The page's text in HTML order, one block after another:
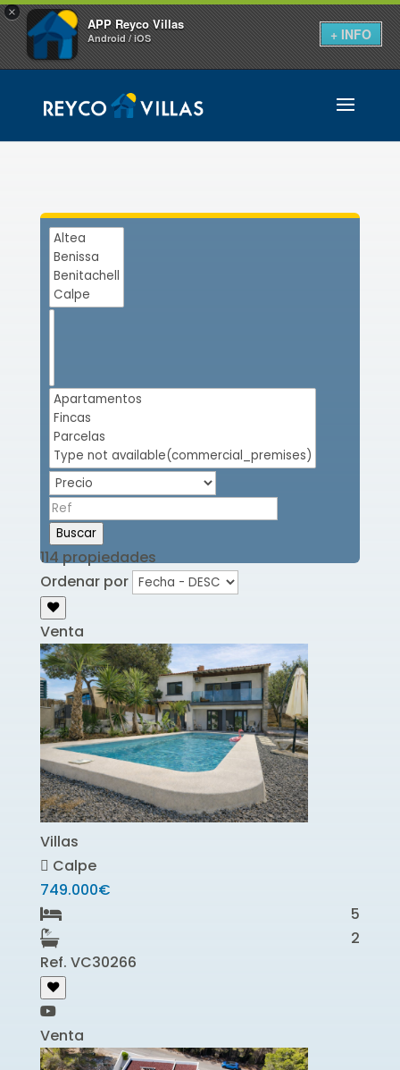
×
APP Reyco Villas
Android / iOS + INFO
Buscar
114 propiedades
Ordenar por
Venta
Villas
Calpe
749.000€
5
2
Ref. VC30266
Venta